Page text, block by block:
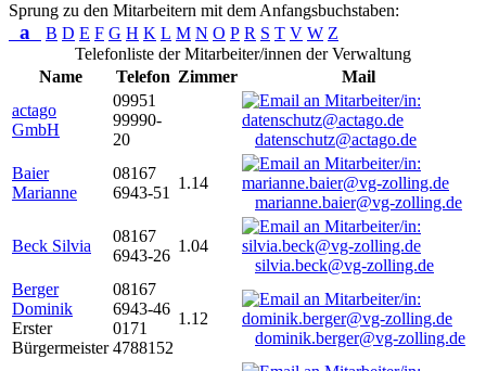
Sprung zu den Mitarbeitern mit dem Anfangsbuchstaben:
a B D E F G H K L M N O P R S T V W Z
Telefonliste der Mitarbeiter/innen der Verwaltung
Name
Telefon Zimmer
Mail
actago
GmbH
09951
99990-
20
datenschutz@actago.de
Baier
Marianne
08167
6943-51
1.14
marianne.baier@vg-zolling.de
Beck Silvia
08167
6943-26
1.04
silvia.beck@vg-zolling.de
Berger
Dominik
Erster
Bürgermeister
08167
6943-46
0171
4788152
1.12
dominik.berger@vg-zolling.de